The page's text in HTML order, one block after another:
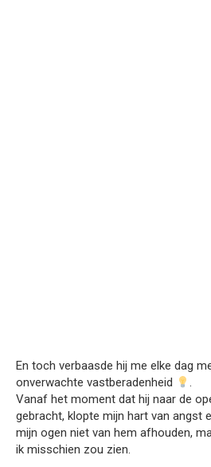
En toch verbaasde hij me elke dag
onverwachte vastberadenheid
.
Vanaf het moment dat hij naar de
gebracht, klopte mijn hart van angst
mijn ogen niet van hem afhouden,
ik misschien zou zien.